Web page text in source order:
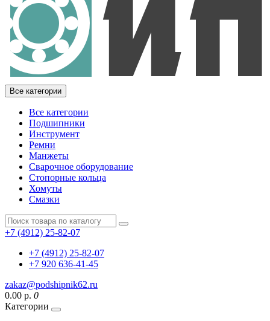
Все категории
Все категории
Подшипники
Инструмент
Ремни
Манжеты
Сварочное оборудование
Стопорные кольца
Хомуты
Смазки
+7 (4912) 25-82-07
+7 (4912) 25-82-07
+7 920 636-41-45
zakaz@podshipnik62.ru
0.00 р. 0
Категории